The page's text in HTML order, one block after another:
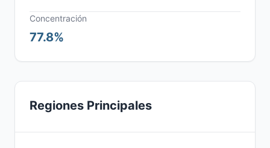
Concentración
77.8%
Regiones Principales